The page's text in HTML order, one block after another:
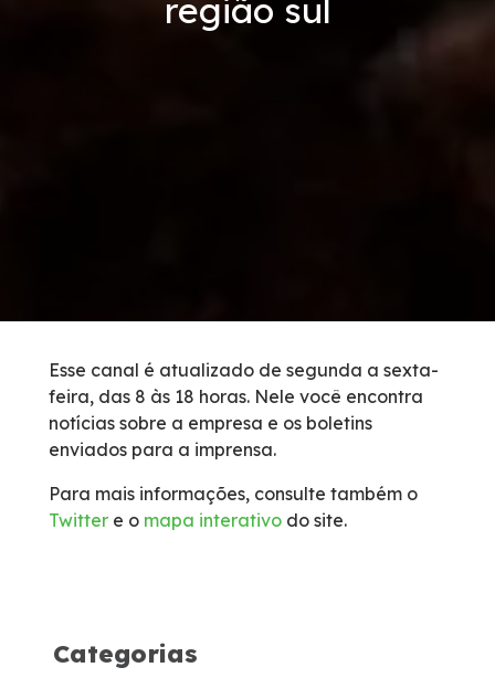
Condições da Via
Inspeção de Tráfego
Guincho
Socorro Médico
Cargas Especiais
região sul
Esse canal é atualizado de segunda a sexta-
feira, das 8 às 18 horas. Nele você encontra
notícias sobre a empresa e os boletins
enviados para a imprensa.
Para mais informações, consulte também o
Twitter e o mapa interativo do site.
Categorias